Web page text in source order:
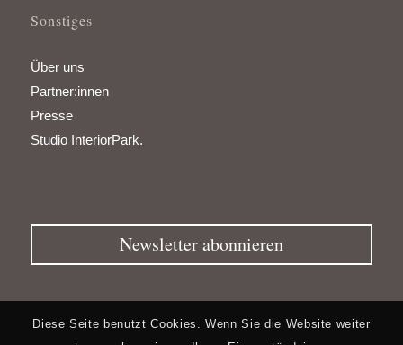
Sonstiges
Über uns
Partner:innen
Presse
Studio InteriorPark.
Newsletter abonnieren
Diese Seite benutzt Cookies. Wenn Sie die Website weiter